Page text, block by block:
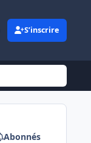
S’inscrire
Abonnés